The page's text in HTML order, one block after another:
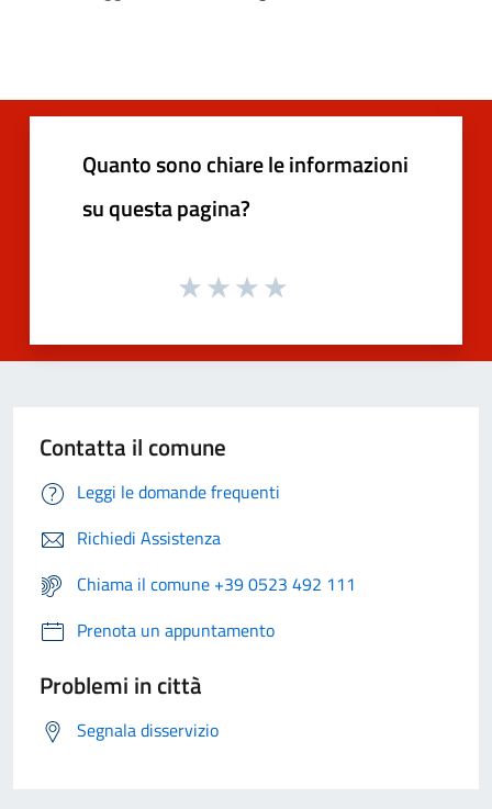
Quanto sono chiare le informazioni
su questa pagina?
Contatta il comune
Leggi le domande frequenti
Richiedi Assistenza
Chiama il comune +39 0523 492 111
Prenota un appuntamento
Problemi in città
Segnala disservizio